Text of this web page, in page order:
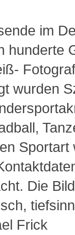
im
hunderte
wurden
Sportart
Die
Frick